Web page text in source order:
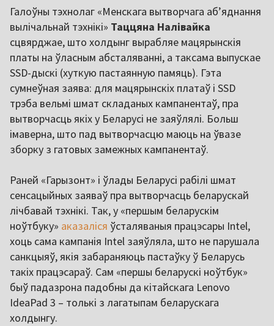
Галоўны тэхнолаг «Менскага вытворчага аб’яднання
вылічальнай тэхнікі» Таццяна Налівайка
сцвярджае, што холдынг вырабляе мацярынскія
платы на ўласным абсталяванні, а таксама выпускае
SSD-дыскі (хуткую пастаянную памяць). Гэта
сумнеўная заява: для мацярынскіх платаў і SSD
трэба вельмі шмат складаных кампанентаў, пра
вытворчасць якіх у Беларусі не заяўлялі. Больш
імаверна, што пад вытворчасцю маюць на ўвазе
зборку з гатовых замежных кампанентаў.
Раней «Гарызонт» і ўлады Беларусі рабілі шмат
сенсацыйных заяваў пра вытворчасць беларускай
лічбавай тэхнікі. Так, у «першым беларускім
ноўтбуку» аказаліся ўсталяваныя працэсары Intel,
хоць сама кампанія Intel заяўляла, што не парушала
санкцыяў, якія забараняюць пастаўку ў Беларусь
такіх працэсараў. Сам «першы беларускі ноўтбук»
быў падазрона падобны да кітайскага Lenovo
IdeaPad 3 – толькі з лагатыпам беларускага
холдынгу.